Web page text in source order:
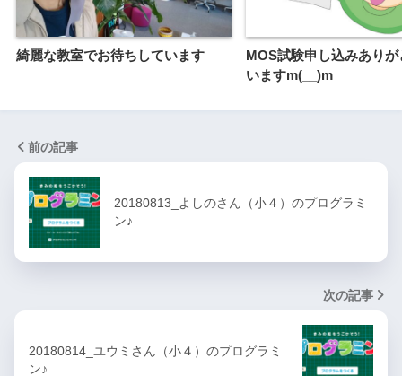
綺麗な教室でお待ちしています
MOS試験申し込みありが
いますm(__)m
前の記事
20180813_よしのさん（小４）のプログラミ
ン♪
次の記事
20180814_ユウミさん（小４）のプログラミ
ン♪